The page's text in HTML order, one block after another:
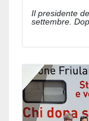
Il presidente
settembre.